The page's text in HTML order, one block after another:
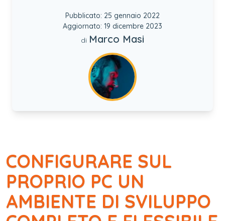
Pubblicato: 25 gennaio 2022
Aggiornato: 19 dicembre 2023
di Marco Masi
CONFIGURARE SUL
PROPRIO PC UN
AMBIENTE DI SVILUPPO